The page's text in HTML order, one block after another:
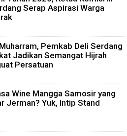
Serap Aspirasi Warga
Pemkab Deli Serdang
Jadikan Semangat Hijrah
Persatuan
Wine Mangga Samosir yang
Jerman? Yuk, Intip Stand